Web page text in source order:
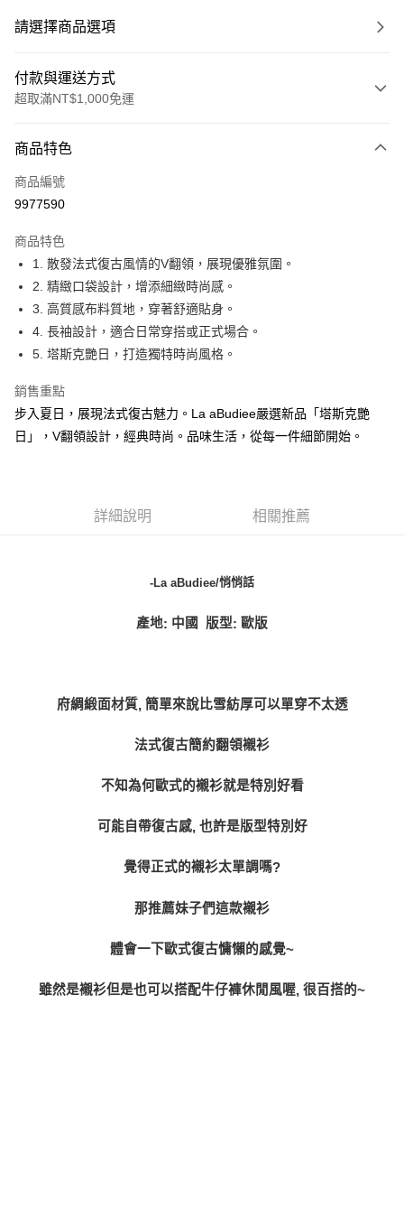
請選擇商品選項
付款與運送方式
超取滿NT$1,000免運
信用卡一次付款
LINE Pay
悠遊付
ATM付款
貨到付款
付款後全家純取貨
每筆NT$100，滿NT$1,000(含以上)免運費
商品特色
商品編號
9977590
商品特色
1. 散發法式復古風情的V翻領，展現優雅氛圍。
2. 精緻口袋設計，增添細緻時尚感。
3. 高質感布料質地，穿著舒適貼身。
4. 長袖設計，適合日常穿搭或正式場合。
5. 塔斯克艷日，打造獨特時尚風格。
銷售重點
步入夏日，展現法式復古魅力。La aBudiee嚴選新品「塔斯克艷
日」，V翻領設計，經典時尚。品味生活，從每一件細節開始。
詳細說明 相關推薦
-La aBudiee/悄悄話
產地: 中國 版型: 歐版
府綢緞面材質, 簡單來說比雪紡厚可以單穿不太透
法式復古簡約翻領襯衫
不知為何歐式的襯衫就是特別好看
可能自帶復古感, 也許是版型特別好
覺得正式的襯衫太單調嗎?
那推薦妹子們這款襯衫
體會一下歐式復古慵懶的感覺~
雖然是襯衫但是也可以搭配牛仔褲休閒風喔, 很百搭的~